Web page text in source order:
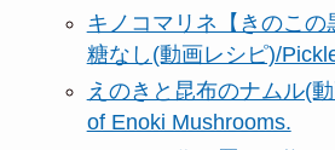
キノコマリネ【きのこの
糖なし(動画レシピ)/
えのきと昆布のナムル(
of Enoki Mushrooms.